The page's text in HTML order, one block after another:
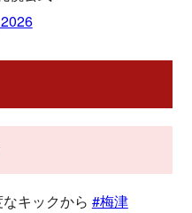
キックから #梅津